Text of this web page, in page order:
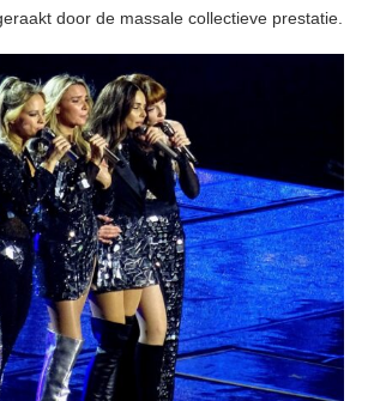
door de massale collectieve prestatie.